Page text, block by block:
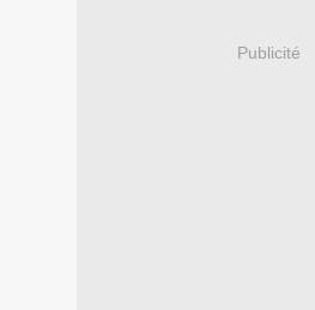
Publicité